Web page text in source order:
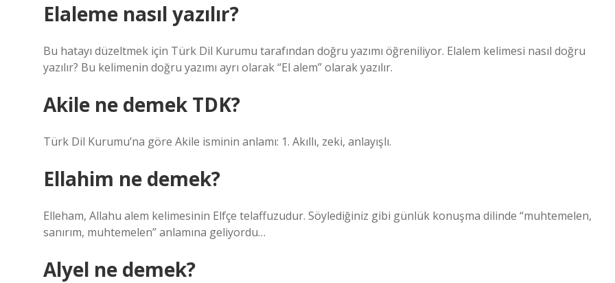
Elaleme nasıl yazılır?
Bu hatayı düzeltmek için Türk Dil Kurumu tarafından doğru yazımı öğreniliyor. Elalem kelimesi nasıl doğru
yazılır? Bu kelimenin doğru yazımı ayrı olarak “El alem” olarak yazılır.
Akile ne demek TDK?
Türk Dil Kurumu’na göre Akile isminin anlamı: 1. Akıllı, zeki, anlayışlı.
Ellahim ne demek?
Elleham, Allahu alem kelimesinin Elfçe telaffuzudur. Söylediğiniz gibi günlük konuşma dilinde “muhtemelen,
sanırım, muhtemelen” anlamına geliyordu…
Alyel ne demek?